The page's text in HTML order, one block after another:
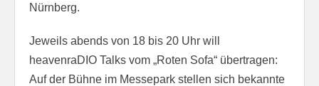
Nürnberg.
Jeweils abends von 18 bis 20 Uhr will
heavenraDIO Talks vom „Roten Sofa“ übertragen:
Auf der Bühne im Messepark stellen sich bekannte